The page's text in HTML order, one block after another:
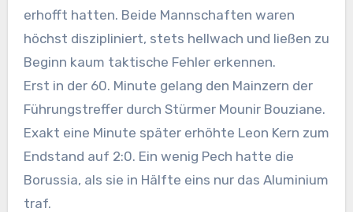
erhofft hatten. Beide Mannschaften waren
höchst diszipliniert, stets hellwach und ließen zu
Beginn kaum taktische Fehler erkennen.
Erst in der 60. Minute gelang den Mainzern der
Führungstreffer durch Stürmer Mounir Bouziane.
Exakt eine Minute später erhöhte Leon Kern zum
Endstand auf 2:0. Ein wenig Pech hatte die
Borussia, als sie in Hälfte eins nur das Aluminium
traf.